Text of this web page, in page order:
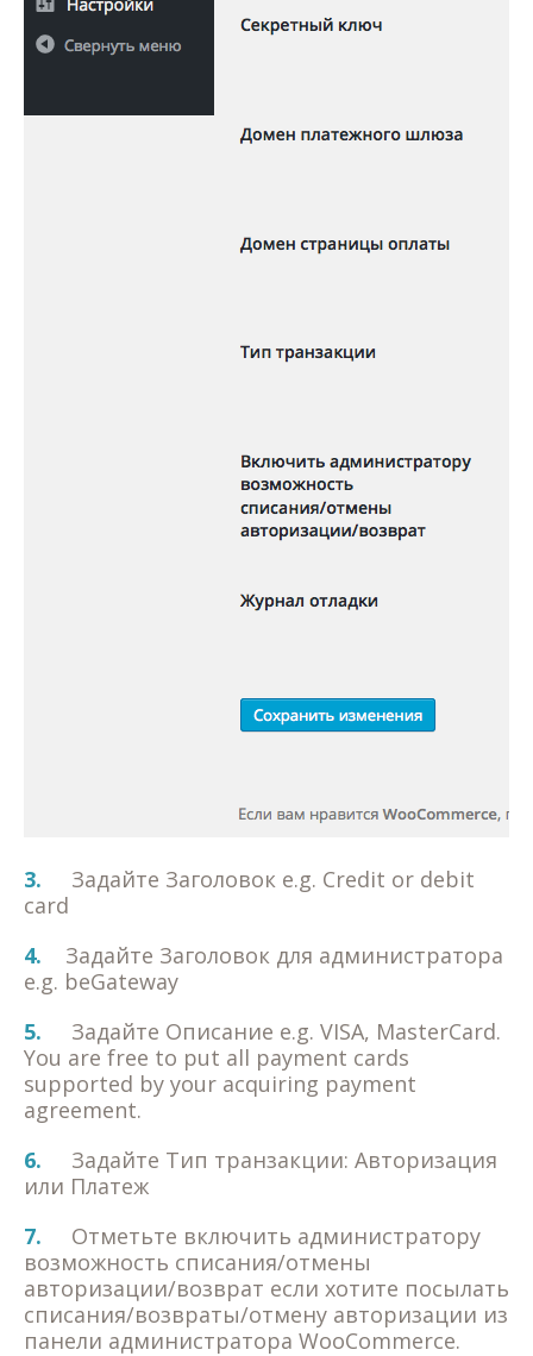
3.
Задайте Заголовок e.g. Credit or debit
card
4.
Задайте Заголовок для администратора
e.g. beGateway
5.
Задайте Описание e.g. VISA, MasterCard.
You are free to put all payment cards
supported by your acquiring payment
agreement.
6.
Задайте Тип транзакции: Авторизация
или Платеж
7.
Отметьте включить администратору
возможность списания/отмены
авторизации/возврат если хотите посылать
списания/возвраты/отмену авторизации из
панели администратора WooCommerce.